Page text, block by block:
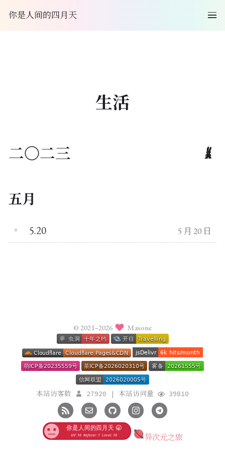
你是人间的四月天
生活
二〇二三
五月
5.20 5 月 20 日
© 2021–2026 Masone
本站访客数 27920 | 本站访问量 39810
异次元之旅